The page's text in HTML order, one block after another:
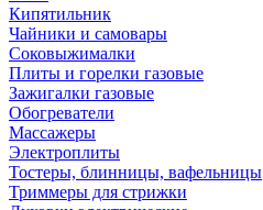
Кипятильник
Чайники и самовары
Соковыжималки
Плиты и горелки газовые
Зажигалки газовые
Обогреватели
Массажеры
Электроплиты
Тостеры, блинницы, вафельницы
Триммеры для стрижки